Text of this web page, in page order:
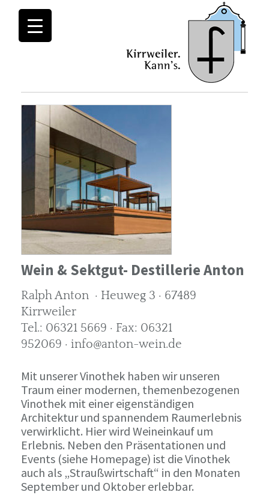
Wein & Sektgut- Destillerie Anton
Ralph Anton · Heuweg 3 · 67489
Kirrweiler
Tel.: 06321 5669 · Fax: 06321
952069 · info@anton-wein.de
Mit unserer Vinothek haben wir unseren
Traum einer modernen, themenbezogenen
Vinothek mit einer eigenständigen
Architektur und spannendem Raumerlebnis
verwirklicht. Hier wird Weineinkauf um
Erlebnis. Neben den Präsentationen und
Events (siehe Homepage) ist die Vinothek
auch als „Straußwirtschaft“ in den Monaten
September und Oktober erlebbar.